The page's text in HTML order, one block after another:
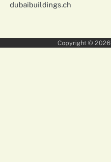
dubaibuildings.ch
Copyright © 2026